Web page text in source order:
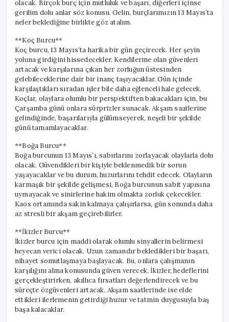
olacak. Birçok burç için mutluluk ve başarı, diğerleri içinse
gerilim dolu anlar söz konusu. Gelin, burçlarımızın 13 Mayıs’ta
neler beklediğine birlikte göz atalım.
**Koç Burcu**
Koç burcu, 13 Mayıs’ta harika bir gün geçirecek. Her şeyin
yoluna girdiğini hissedecekler. Kendilerine olan güvenleri
artacak ve karşılarına çıkan her zorluğun üstesinden
gelebileceklerine dair bir inanç taşıyacaklar. Gün içinde
karşılaştıkları sıradan işler bile daha eğlenceli hale gelecek.
Koçlar, olaylara olumlu bir perspektiften bakacakları için, bu
Çarşamba günü onlara sürprizler sunacak. Akşam saatlerine
gelindiğinde, başarılarıyla gülümseyerek, neşeli bir şekilde
günü tamamlayacaklar.
**Boğa Burcu**
Boğa burcunun 13 Mayıs’ı, sabırlarını zorlayacak olaylarla dolu
olacak. Güvendikleri bir kişiyle beklenmedik bir sorun
yaşayacaklar ve bu durum, huzurlarını tehdit edecek. Olayların
karmaşık bir şekilde gelişmesi, Boğa burcunun sabit yapısına
uymayacak ve sinirlerine hakim olmakta zorluk çekecekler.
Kaos ortamında sakin kalmaya çalışırlarsa, gün sonunda daha
az stresli bir akşam geçirebilirler.
**İkizler Burcu**
İkizler burcu için maddi olarak olumlu sinyallerin belirmesi
heyecan verici olacak. Uzun zamandır bekledikleri bir başarı,
nihayet somutlaşmaya başlayacak. Bu, onlara çalışmanın
karşılığını alma konusunda güven verecek. İkizler, hedeflerini
gerçekleştirirken, akıllıca fırsatları değerlendirecek ve bu
süreçte özgüvenleri artacak. Akşam saatlerinde ise elde
ettikleri ilerlemenin getirdiği huzur ve tatmin duygusuyla baş
başa kalacaklar.